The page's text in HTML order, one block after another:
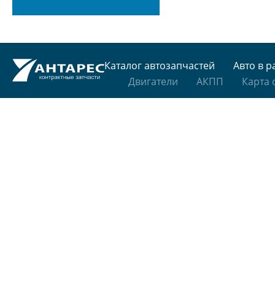
Каталог автозапчастей
Авто в
Двигатели
АКПП Карта